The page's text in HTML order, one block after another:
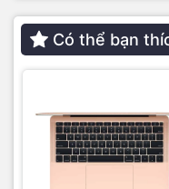
Có thể bạn